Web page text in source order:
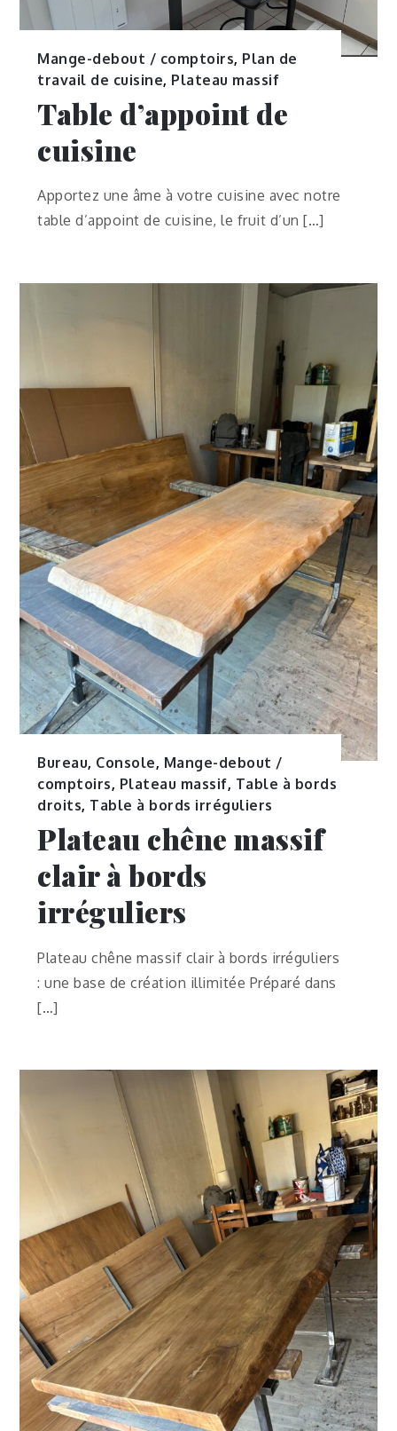
Mange-debout / comptoirs, Plan de
travail de cuisine, Plateau massif
Table d’appoint de
cuisine
Apportez une âme à votre cuisine avec notre
table d’appoint de cuisine, le fruit d’un […]
Bureau, Console, Mange-debout /
comptoirs, Plateau massif, Table à bords
droits, Table à bords irréguliers
Plateau chêne massif
clair à bords
irréguliers
Plateau chêne massif clair à bords irréguliers
: une base de création illimitée Préparé dans
[…]